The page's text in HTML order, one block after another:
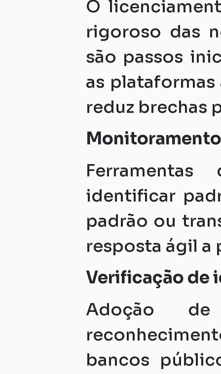
O
rigoroso das
são passos
as
reduz brechas
identificar
padrão ou
resposta ágil a
Verificação de
Adoção de
bancos